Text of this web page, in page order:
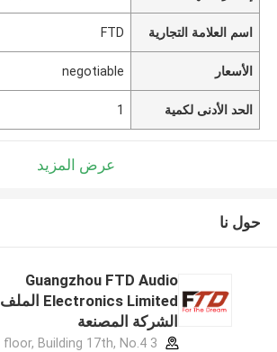
اسم العلامة التجارية FTD
الأسعار negotiable
الحد الأدنى لكمية 1
عرض المزيد
حول نا
Guangzhou FTD Audio
Electronics Limited الملف
الشركة المصنعة
3 floor, Building 17th, No.4